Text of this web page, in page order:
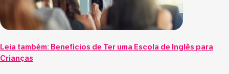
Leia também: Benefícios de Ter uma Escola de Inglês para
Crianças